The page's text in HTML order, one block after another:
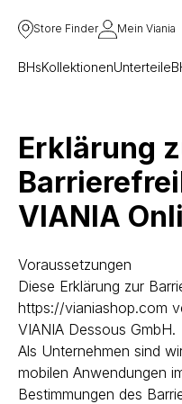
Store Finder Mein Viania
BHsKollektionenUnterteile
Erklärung
VIANIA
Voraussetzungen
Diese Erklärung zur
https://vianiashop.com
VIANIA Dessous GmbH.
Als Unternehmen sind
mobilen Anwendungen
Bestimmungen des